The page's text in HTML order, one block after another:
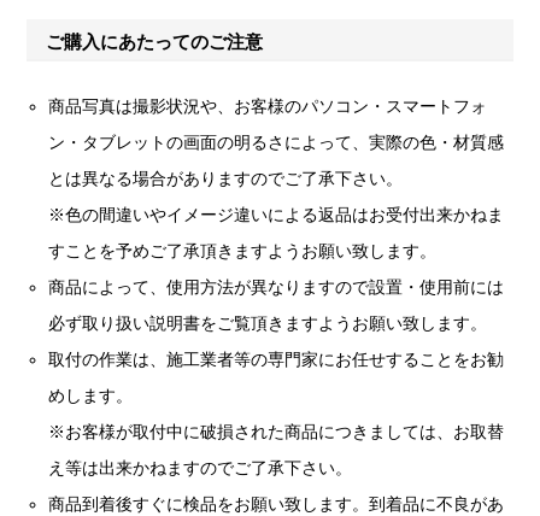
ご購入にあたってのご注意
商品写真は撮影状況や、お客様のパソコン・スマートフォ
ン・タブレットの画面の明るさによって、実際の色・材質感
とは異なる場合がありますのでご了承下さい。
※色の間違いやイメージ違いによる返品はお受付出来かねま
すことを予めご了承頂きますようお願い致します。
商品によって、使用方法が異なりますので設置・使用前には
必ず取り扱い説明書をご覧頂きますようお願い致します。
取付の作業は、施工業者等の専門家にお任せすることをお勧
めします。
※お客様が取付中に破損された商品につきましては、お取替
え等は出来かねますのでご了承下さい。
商品到着後すぐに検品をお願い致します。到着品に不良があ